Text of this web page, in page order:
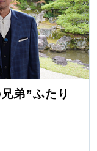
弟”ふたり